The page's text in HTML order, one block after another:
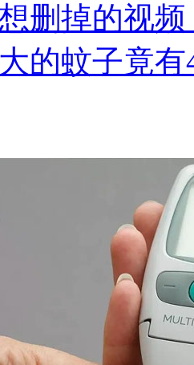
删掉的视
的蚊子竟